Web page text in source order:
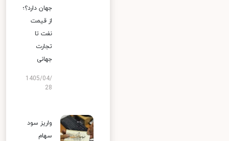
جهان دارد؟؛
از قیمت
نفت تا
تجارت
جهانی
1405/04/
28
واریز سود
سهام